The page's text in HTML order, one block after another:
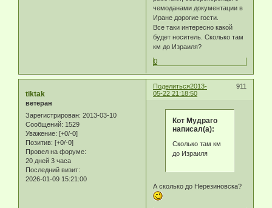
чемоданами документации в
Иране дорогие гости.
Все таки интересно какой
будет носитель. Сколько там
км до Израиля?
0
Поделиться 911
2013-
05-22 21:18:50
tiktak
ветеран
Зарегистрирован: 2013-03-10
Сообщений: 1529
Уважение: [+0/-0]
Позитив: [+0/-0]
Провел на форуме:
20 дней 3 часа
Последний визит:
2026-01-09 15:21:00
Кот Мудраго
написал(а):
Сколько там км
до Израиля
А сколько до Нерезиновска?